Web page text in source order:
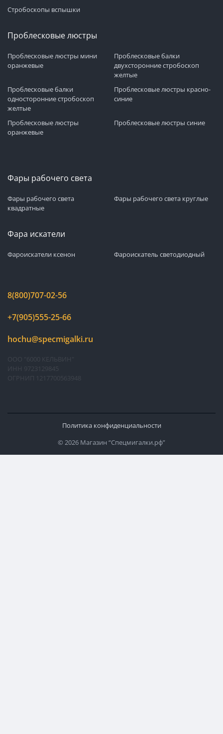
Стробоскопы вспышки
Проблесковые люстры
Проблесковые люстры мини
оранжевые
Проблесковые балки
двухсторонние стробоскоп
желтые
Проблесковые балки
односторонние стробоскоп
желтые
Проблесковые люстры красно-
синие
Проблесковые люстры
оранжевые
Проблесковые люстры синие
Фары рабочего света
Фары рабочего света
квадратные
Фары рабочего света круглые
Фара искатели
Фароискатели ксенон Фароискатель светодиодный
8(800)707-02-56
+7(905)555-25-66
hochu@specmigalki.ru
ООО "6000 КЕЛЬВИН"
ИНН 9723129845
ОГРНИП 1217700563948
Политика конфиденциальности
© 2026 Магазин “Спецмигалки.рф”